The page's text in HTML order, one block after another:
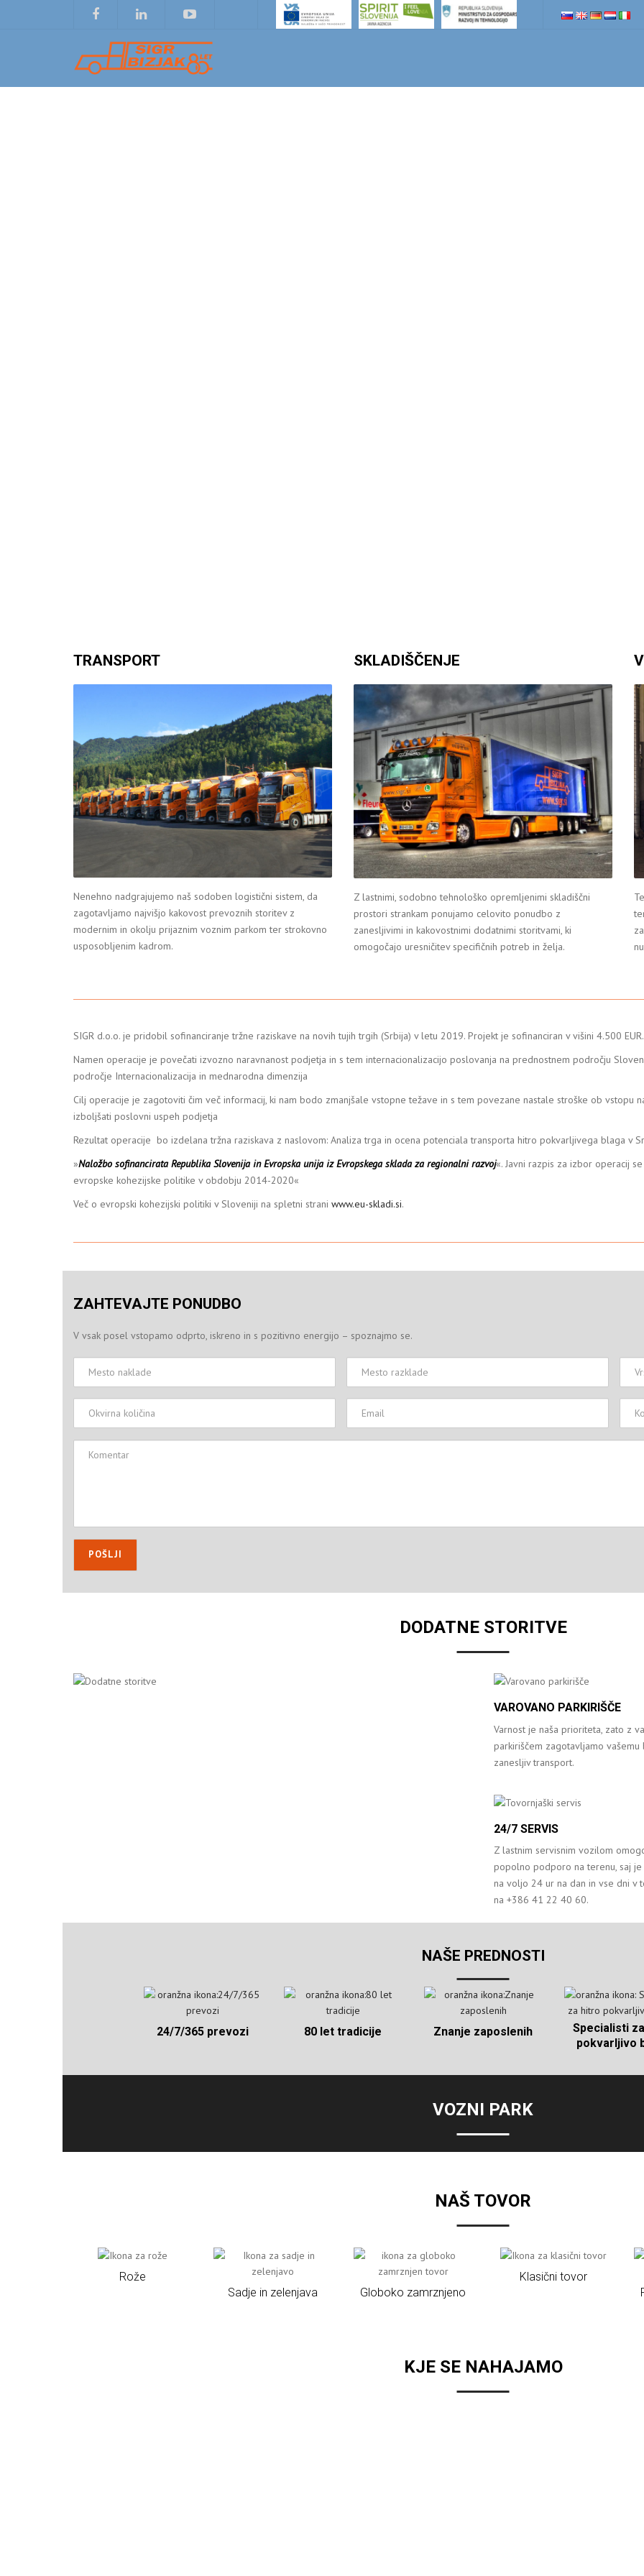
TRANSPORT
Nenehno nadgrajujemo naš sodoben logistični sistem, da
zagotavljamo najvišjo kakovost prevoznih storitev z
modernim in okolju prijaznim voznim parkom ter strokovno
usposobljenim kadrom.
SKLADIŠČENJE
Z lastnimi, sodobno tehnološko opremljenimi skladiščni
prostori strankam ponujamo celovito ponudbo z
zanesljivimi in kakovostnimi dodatnimi storitvami, ki
omogočajo uresničitev specifičnih potreb in želja.
SIGR d.o.o. je pridobil sofinanciranje tržne raziskave na novih tujih trgih (Srbija) v letu 2019. Projekt je sofinanciran v višini 4.500 EUR.
Namen operacije je povečati izvozno naravnanost podjetja in s tem internacionalizacijo poslovanja na prednostnem področju
področje Internacionalizacija in mednarodna dimenzija
Cilj operacije je zagotoviti čim več informacij, ki nam bodo zmanjšale vstopne težave in s tem povezane nastale stroške ob vstopu
izboljšati poslovni uspeh podjetja
Rezultat operacije bo izdelana tržna raziskava z naslovom: Analiza trga in ocena potenciala transporta hitro pokvarljivega blaga v
»Naložbo sofinancirata Republika Slovenija in Evropska unija iz Evropskega sklada za regionalni razvoj«. Javni razpis za izbor operacij
evropske kohezijske politike v obdobju 2014-2020«
Več o evropski kohezijski politiki v Sloveniji na spletni strani www.eu-skladi.si.
ZAHTEVAJTE PONUDBO
V vsak posel vstopamo odprto, iskreno in s pozitivno energijo – spoznajmo se.
naklade
količina
razklade
DODATNE STORITVE
VAROVANO PARKIRIŠČE
Varnost je naša prioriteta, zato z
parkiriščem zagotavljamo vašemu
zanesljiv transport.
24/7 SERVIS
Z lastnim servisnim vozilom
popolno podporo na terenu, saj
na voljo 24 ur na dan in vse dni v
na +386 41 22 40 60.
NAŠE PREDNOSTI
24/7/365 prevozi 80 let tradicije Znanje zaposlenih
Specialisti
pokvarljivo
VOZNI PARK
NAŠ TOVOR
Rože
Sadje in zelenjava
Globoko zamrznjeno
Klasični tovor
KJE SE NAHAJAMO